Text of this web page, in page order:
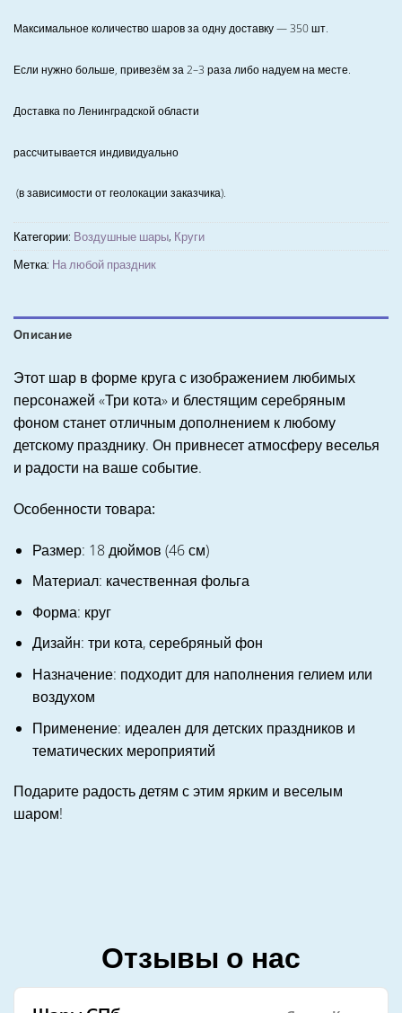
Максимальное количество шаров за одну доставку — 350 шт.
Если нужно больше, привезём за 2–3 раза либо надуем на месте.
Доставка по Ленинградской области
рассчитывается индивидуально
(в зависимости от геолокации заказчика).
Категории: Воздушные шары, Круги
Метка: На любой праздник
Описание
Этот шар в форме круга с изображением любимых
персонажей «Три кота» и блестящим серебряным
фоном станет отличным дополнением к любому
детскому празднику. Он привнесет атмосферу веселья
и радости на ваше событие.
Особенности товара:
Размер: 18 дюймов (46 см)
Материал: качественная фольга
Форма: круг
Дизайн: три кота, серебряный фон
Назначение: подходит для наполнения гелием или
воздухом
Применение: идеален для детских праздников и
тематических мероприятий
Подарите радость детям с этим ярким и веселым
шаром!
Отзывы о нас